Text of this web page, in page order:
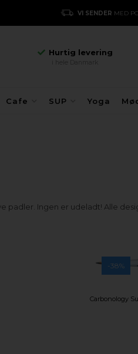
VI SENDER MED
Hurtig levering
Hurtig levering
i hele Danmark
i hele Danmark
Cafe SUP Yoga
padler. Ingen er udeladt! Alle
-38%
Carbonology